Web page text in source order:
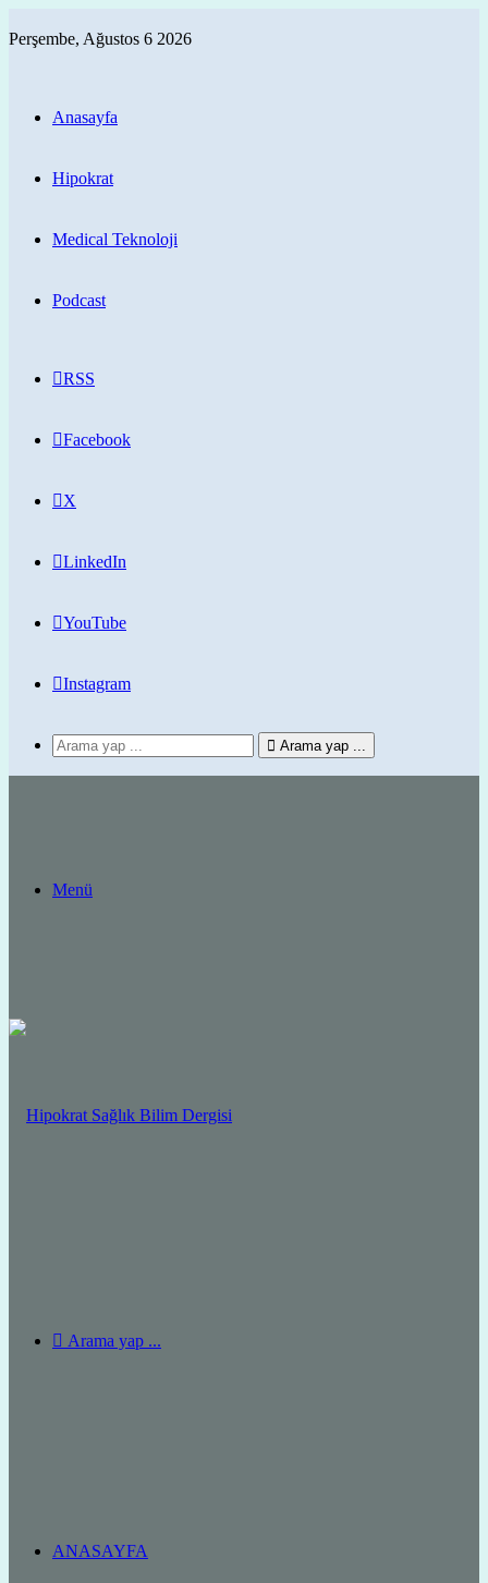
Perşembe, Ağustos 6 2026
Anasayfa
Hipokrat
Medical Teknoloji
Podcast
RSS
Facebook
X
LinkedIn
YouTube
Instagram
Arama yap ...
Menü
Arama yap ...
ANASAYFA